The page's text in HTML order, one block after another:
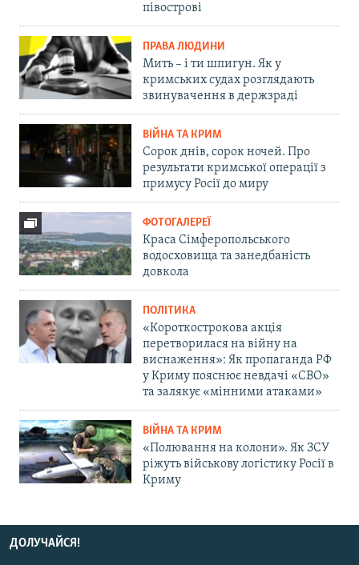
півострові
ПРАВА ЛЮДИНИ
Мить – і ти шпигун. Як у
кримських судах розглядають
звинувачення в держзраді
ВІЙНА ТА КРИМ
Сорок днів, сорок ночей. Про
результати кримської операції з
примусу Росії до миру
ФОТОГАЛЕРЕЇ
Краса Сімферопольського
водосховища та занедбаність
довкола
ПОЛІТИКА
«Короткострокова акція
перетворилася на війну на
виснаження»: Як пропаганда РФ
у Криму пояснює невдачі «СВО»
та залякує «мінними атаками»
ВІЙНА ТА КРИМ
«Полювання на колони». Як ЗСУ
ріжуть військову логістику Росії в
Криму
ДОЛУЧАЙСЯ!